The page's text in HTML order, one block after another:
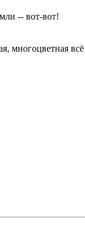
-- вот-вот!
многоцветная